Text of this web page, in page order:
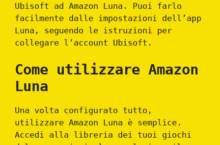
Ubisoft ad Amazon Luna. Puoi farlo
facilmente dalle impostazioni dell’app
Luna, seguendo le istruzioni per
collegare l’account Ubisoft.
Come utilizzare Amazon
Luna
Una volta configurato tutto,
utilizzare Amazon Luna è semplice.
Accedi alla libreria dei tuoi giochi